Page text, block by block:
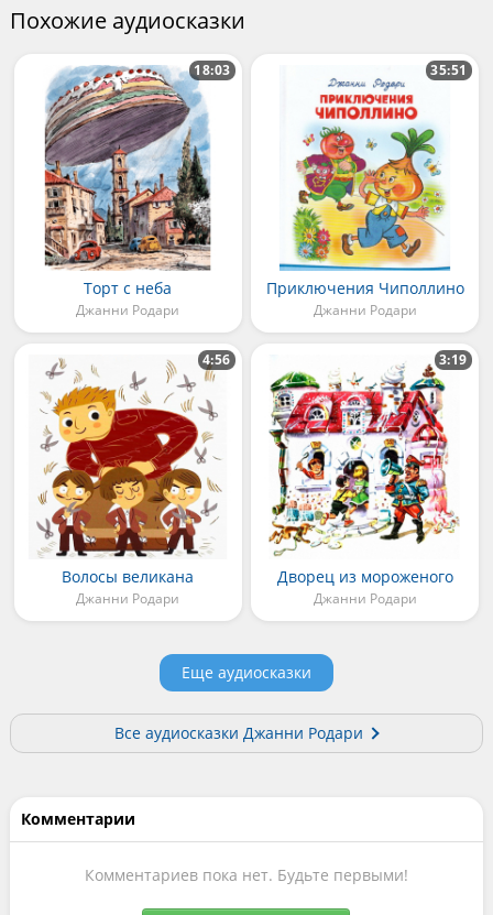
Похожие аудиосказки
Торт с неба
Джанни Родари
18:03
Приключения Чиполлино
Джанни Родари
35:51
Волосы великана
Джанни Родари
4:56
Дворец из мороженого
Джанни Родари
3:19
Еще аудиосказки
Все аудиосказки Джанни Родари
Комментарии
Комментариев пока нет. Будьте первыми!